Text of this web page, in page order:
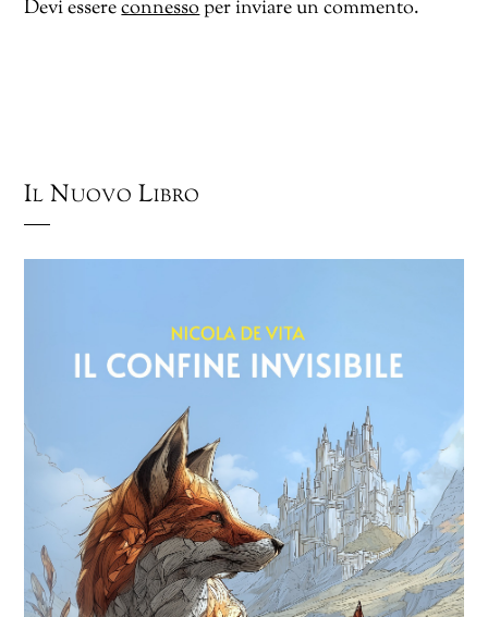
Devi essereconnessoper inviare un commento.
Il Nuovo Libro